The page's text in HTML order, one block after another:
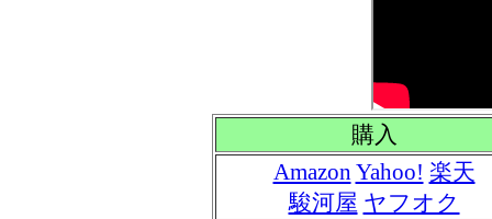
購入
Amazon Yahoo! 楽天
駿河屋 ヤフオク